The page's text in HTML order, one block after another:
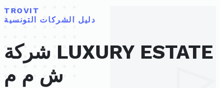
TROVIT
دليل الشركات التونسية
شركة LUXURY ESTATE
ش م م